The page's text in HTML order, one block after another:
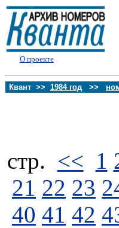
О проекте
Квант >> 1984 год >>
стp. << 1
21 22 23
40 41 42